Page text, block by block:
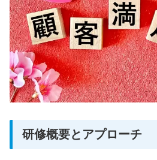
研修概要とアプローチ